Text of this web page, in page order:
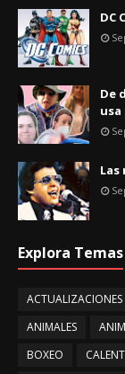
DC
De
Las
Explora Temas
ACTUALIZACIONES
ANIMALES
BOXEO